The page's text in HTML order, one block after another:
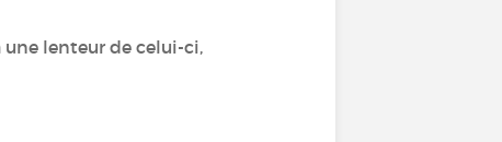
lenteur de celui-ci,